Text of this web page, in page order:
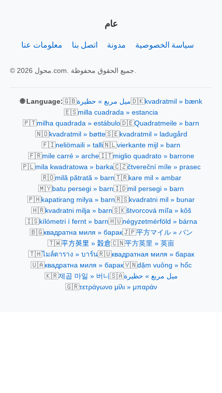
عام
معلومات عنا اتصل بنا مدونة سياسة الخصوصية
🌐 Language:🇬🇧ميل مربع » حظيرة🇩🇰kvadratmil » bænk
🇪🇸milla cuadrada » estancia
🇵🇹milha quadrada » estábulo🇩🇪Quadratmeile » barn
🇳🇴kvadratmil » bøtte🇸🇪kvadratmil » ladugård
🇫🇮neliömaili » talli🇳🇱vierkante mijl » barn
🇫🇷mile carré » arche🇮🇹miglio quadrato » barrone
🇵🇱mila kwadratowa » barka🇨🇿čtvereční míle » prasec
🇷🇴milă pătrată » barn🇹🇷kare mil » ambar
🇲🇾batu persegi » barn🇮🇩mil persegi » barn
🇵🇭kapatirang milya » barn🇷🇸kvadratni mil » bunar
🇭🇷kvadratni milja » barn🇸🇰štvorcová míľa » kôš
🇮🇸kílómetri í fernt » barn🇭🇺négyzetmérföld » bárna
🇧🇬квадратна миля » барак🇯🇵平方マイル » バン
🇹🇼平方英里 » 穀倉🇨🇳平方英里 » 英亩
🇹🇭ไมล์ตาราง » บาร์น🇷🇺квадратная миля » барак
🇺🇦квадратна миля » барак🇻🇳dặm vuông » hốc
🇰🇷제곱 마일 » 버니 🇸🇦ميل مربع » حظيرة
🇬🇷τετράγωνο μίλι » μπαράν